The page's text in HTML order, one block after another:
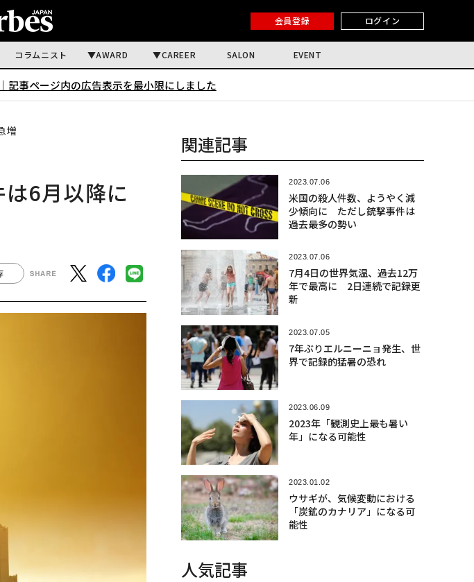
会員登録 ログイン
コラムニスト AWARD CAREER SALON EVENT
記事ページ内の広告表示を最小限にしました
増
6月以降に
関連記事
2023.07.06
米国の殺人件数、ようやく減
少傾向に ただし銃撃事件は
過去最多の勢い
2023.07.06
7月4日の世界気温、過去12万
年で最高に 2日連続で記録更
新
2023.07.05
7年ぶりエルニーニョ発生、世
界で記録的猛暑の恐れ
2023.06.09
2023年「観測史上最も暑い
年」になる可能性
2023.01.02
ウサギが、気候変動における
「炭鉱のカナリア」になる可
能性
人気記事